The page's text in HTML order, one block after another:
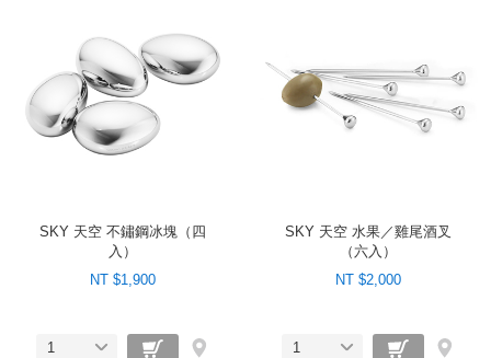
SKY 天空 不鏽鋼冰塊（四
入）
NT $1,900
1
SKY 天空 水果／雞尾酒叉
（六入）
NT $2,000
1